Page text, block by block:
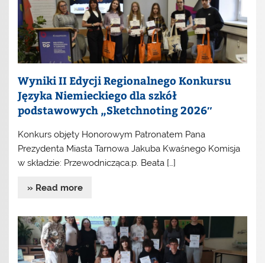
Wyniki II Edycji Regionalnego Konkursu
Języka Niemieckiego dla szkół
podstawowych „Sketchnoting 2026″
Konkurs objęty Honorowym Patronatem Pana
Prezydenta Miasta Tarnowa Jakuba Kwaśnego Komisja
w składzie: Przewodnicząca:p. Beata […]
» Read more